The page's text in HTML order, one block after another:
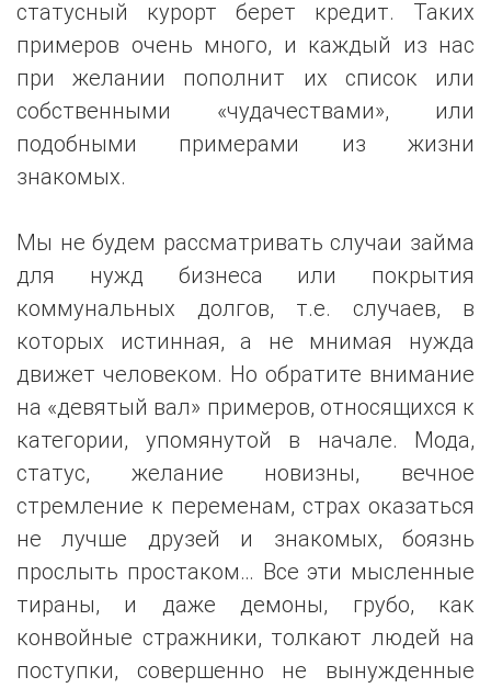
статусный курорт берет кредит. Таких
примеров очень много, и каждый из нас
при желании пополнит их список или
собственными «чудачествами», или
подобными примерами из жизни
знакомых.
Мы не будем рассматривать случаи займа
для нужд бизнеса или покрытия
коммунальных долгов, т.е. случаев, в
которых истинная, а не мнимая нужда
движет человеком. Но обратите внимание
на «девятый вал» примеров, относящихся к
категории, упомянутой в начале. Мода,
статус, желание новизны, вечное
стремление к переменам, страх оказаться
не лучше друзей и знакомых, боязнь
прослыть простаком… Все эти мысленные
тираны, и даже демоны, грубо, как
конвойные стражники, толкают людей на
поступки, совершенно не вынужденные